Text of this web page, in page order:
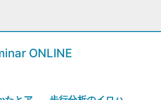
ONLINE